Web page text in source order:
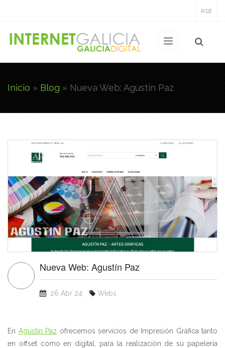
RSE
Usted está aquí
Inicio » Blog » Nueva Web: Agustín Paz
Nueva Web: Agustín Paz
26 Abr 24 Webs
En Agustín Paz ofrecemos servicios de Impresión Gráfica tanto
en offset como en digital, para la realización de su papelería